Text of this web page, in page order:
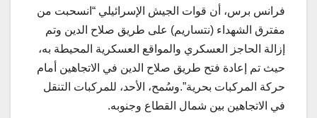
فرانس برس، أن قوات الجيش الإسرائيلي “انسحبت من
مفترق الشهداء (نتساريم) على طريق صلاح الدين وتم
إزالة الحاجز العسكري والمواقع العسكرية المحيطة به،
حيث تم إعادة فتح طريق صلاح الدين في الاتجاهين أمام
حركة المركبات بحرية”.وسُمح، الأحد، للمركبات التنقل
في الاتجاهين بين شمال القطاع وجنوبه.